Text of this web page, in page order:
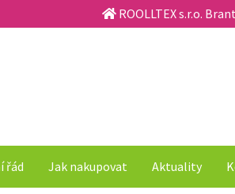
ROOLLTEX s.r.o.
řád Jak nakupovat Aktuality